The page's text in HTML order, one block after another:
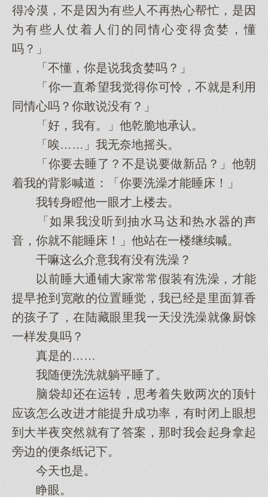
得冷漠，不是因为有些人不再热心帮忙，是因
为有些人仗着人们的同情心变得贪婪，懂
吗？」
「不懂，你是说我贪婪吗？」
「你一直希望我觉得你可怜，不就是利用
同情心吗？你敢说没有？」
「好，我有。」他乾脆地承认。
「唉……」我无奈地摇头。
「你要去睡了？不是说要做新品？」他朝
着我的背影喊道：「你要洗澡才能睡床！」
我转身瞪他一眼才上楼去。
「如果我没听到抽水马达和热水器的声
音，你就不能睡床！」他站在一楼继续喊。
干嘛这么介意我有没有洗澡？
以前睡大通铺大家常常假装有洗澡，才能
提早抢到宽敞的位置睡觉，我已经是里面算香
的孩子了，在陆藏眼里我一天没洗澡就像厨馀
一样发臭吗？
真是的……
我随便洗洗就躺平睡了。
脑袋却还在运转，思考着失败两次的顶针
应该怎么改进才能提升成功率，有时闭上眼想
到大半夜突然就有了答案，那时我会起身拿起
旁边的便条纸记下。
今天也是。
睁眼。